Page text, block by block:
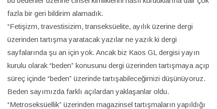
fazla bir geri bildirim alamadık.
“Fetişizm, travestisizim, transeksüelite, ayılık üzerine dergi
üzerinden tartışma yaratacak yazılar ne yazık ki dergi
sayfalarında şu an için yok. Ancak biz Kaos GL dergisi yayın
kurulu olarak “beden” konusunu dergi üzerinden tartışmaya açıp
süreç içinde “beden” üzerinde tartışabileceğimizi düşünüyoruz.
Beden sayımızda farklı açılardan yaklaşanlar oldu.
“Metroseksüellik” üzerinden magazinsel tartışmaların yapıldığı